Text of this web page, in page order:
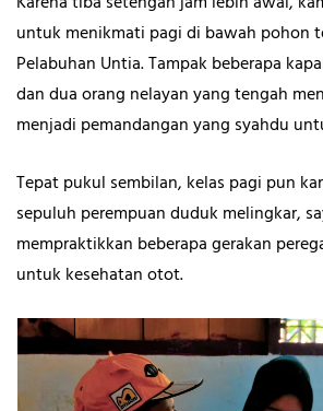
untuk menikmati pagi di bawah pohon
Pelabuhan Untia. Tampak beberapa
dan dua orang nelayan yang tengah
menjadi pemandangan yang syahdu
Tepat pukul sembilan, kelas pagi pun
sepuluh perempuan duduk melingkar,
mempraktikkan beberapa gerakan
untuk kesehatan otot.